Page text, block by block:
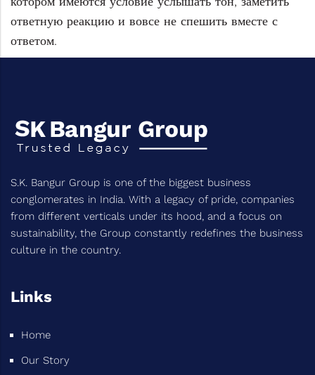
ответную реакцию и вовсе не спешить вместе с
ответом.
S.K. Bangur Group is one of the biggest business
conglomerates in India. With a legacy of pride, companies
from different verticals under its hood, and a focus on
sustainability, the Group constantly redefines the business
culture in the country.
Links
Home
Our Story